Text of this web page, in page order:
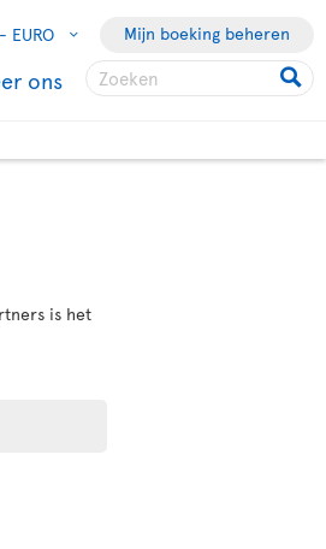
EURO Mijn boeking beheren
ons
is het